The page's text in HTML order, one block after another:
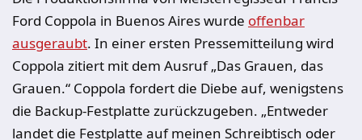
Ford Coppola in Buenos Aires wurde offenbar
ausgeraubt. In einer ersten Pressemitteilung wird
Coppola zitiert mit dem Ausruf „Das Grauen, das
Grauen.“ Coppola fordert die Diebe auf, wenigstens
die Backup-Festplatte zurückzugeben. „Entweder
landet die Festplatte auf meinen Schreibtisch oder